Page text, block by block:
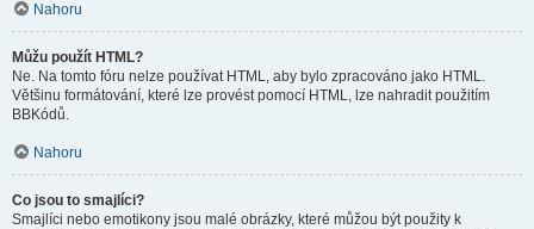
Nahoru
Můžu použít HTML?
Ne. Na tomto fóru nelze používat HTML, aby bylo zpracováno jako HTML.
Většinu formátování, které lze provést pomocí HTML, lze nahradit použitím
BBKódů.
Nahoru
Co jsou to smajlíci?
Smajlíci nebo emotikony jsou malé obrázky, které můžou být použity k